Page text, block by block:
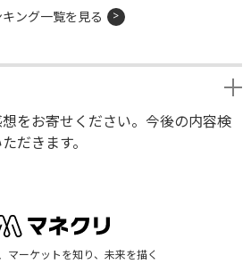
ング一覧を見る
をお寄せください。今後の内容検
だきます。
マーケットを知り、未来を描く